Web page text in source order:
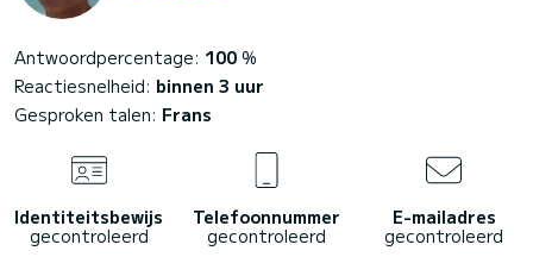
Antwoordpercentage: 100 %
Reactiesnelheid: binnen 3 uur
Gesproken talen: Frans
Identiteitsbewijs
gecontroleerd
Telefoonnummer
gecontroleerd
E-mailadres
gecontroleerd